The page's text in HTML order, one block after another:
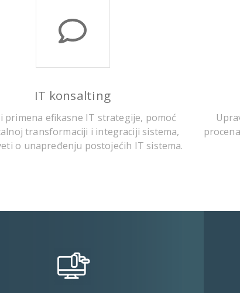
IT konsalting
primena efikasne IT strategije, pomoć
transformaciji i integraciji sistema,
o unapređenju postojećih IT sistema.